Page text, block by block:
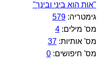
"אות הוא ביני ובינך"
גימטריה:579
מס' מילים:4
מס' אותיות:37
מס' חיפושים:0